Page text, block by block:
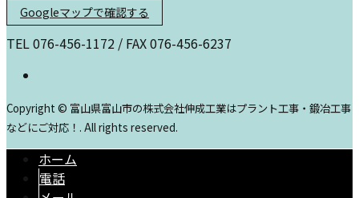
Googleマップで確認する
TEL 076-456-1172 / FAX 076-456-6237
Copyright © 富山県富山市の株式会社伸成工業はプラント工事・鍛冶工事
などにご対応！. All rights reserved.
ホーム
電話